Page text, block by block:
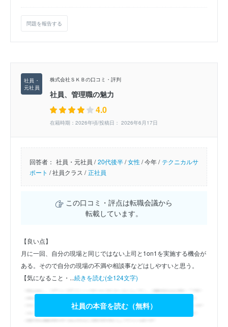
問題を報告する
株式会社ＳＫＢの口コミ・評判
社員、管理職の魅力
4.0
在籍時期：2026年頃/投稿日： 2026年6月17日
回答者： 社員・元社員 / 20代後半/女性/今年 / テクニカルサ
ポート /社員クラス / 正社員
この口コミ・評点は転職会議から
転載しています。
【良い点】
月に一回、自分の現場と同じではない上司と1on1を実施する機会が
ある。そので自分の現場の不満や相談事などはしやすいと思う。
【気になること・...続きを読む(全124文字)
社員の本音を読む（無料）